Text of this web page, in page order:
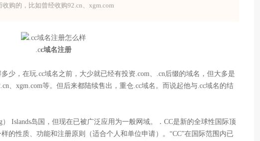
购的，比如曾经收购92.cn、xgm.com
.cc域名注册
少，在玩.cc域名之前，大少就已经有投资.com、.cn后缀的域名，但大多是
、xgm.com等。但后来都陆续售出，重仓.cc域名。而说起他与.cc域名的结
） Islands岛国，但现在已被广泛应用为一般网域。．CC是新的全球性国际顶
的性质、功能和注册原则（适合个人和单位申请）。“CC”在国际范围内已